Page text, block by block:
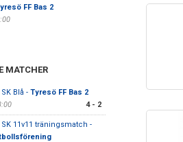
FF Bas 2
MATCHER
Blå - Tyresö FF Bas 2
4 - 2
11v11 träningsmatch -